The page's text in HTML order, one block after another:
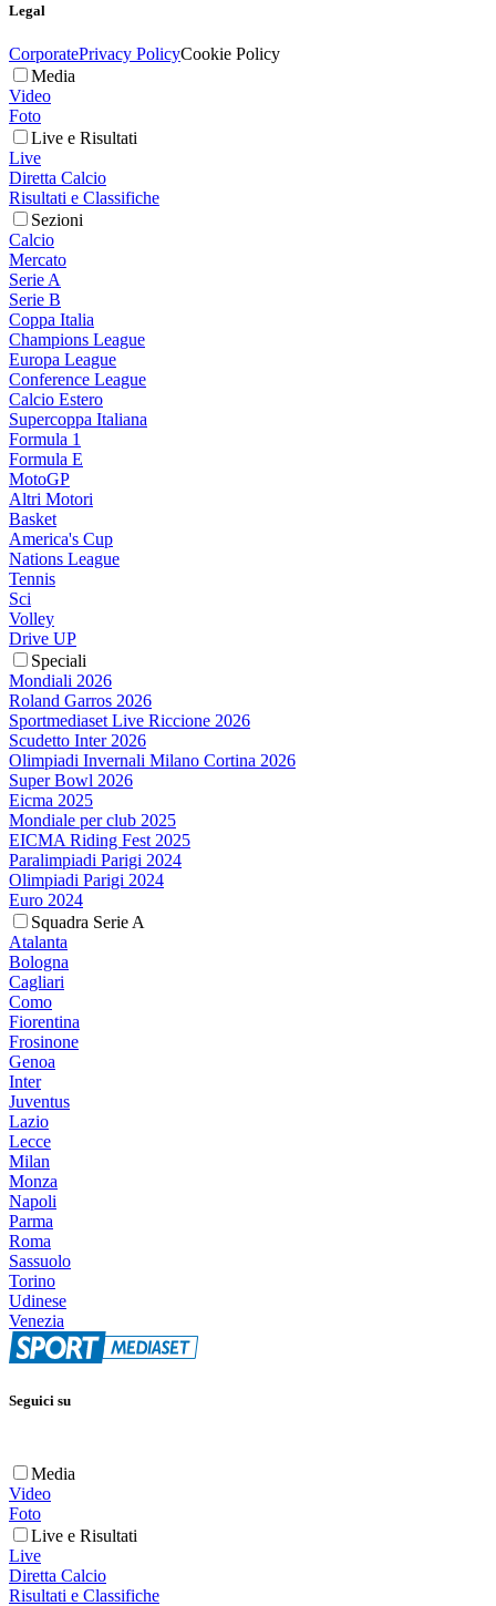
Legal
CorporatePrivacy PolicyCookie Policy
Media
Video
Foto
Live e Risultati
Live
Diretta Calcio
Risultati e Classifiche
Sezioni
Calcio
Mercato
Serie A
Serie B
Coppa Italia
Champions League
Europa League
Conference League
Calcio Estero
Supercoppa Italiana
Formula 1
Formula E
MotoGP
Altri Motori
Basket
America's Cup
Nations League
Tennis
Sci
Volley
Drive UP
Speciali
Mondiali 2026
Roland Garros 2026
Sportmediaset Live Riccione 2026
Scudetto Inter 2026
Olimpiadi Invernali Milano Cortina 2026
Super Bowl 2026
Eicma 2025
Mondiale per club 2025
EICMA Riding Fest 2025
Paralimpiadi Parigi 2024
Olimpiadi Parigi 2024
Euro 2024
Squadra Serie A
Atalanta
Bologna
Cagliari
Como
Fiorentina
Frosinone
Genoa
Inter
Juventus
Lazio
Lecce
Milan
Monza
Napoli
Parma
Roma
Sassuolo
Torino
Udinese
Venezia
Seguici su
Media
Video
Foto
Live e Risultati
Live
Diretta Calcio
Risultati e Classifiche